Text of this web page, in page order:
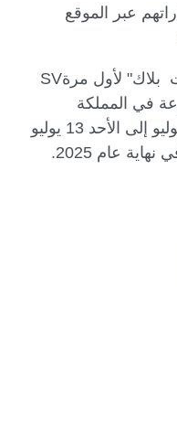
عبر الموقع
SVبلاك" لأول مرة
في المملكة
المتحدة، من يوم الخميس 10 يوليو إلى الأحد 13 يوليو